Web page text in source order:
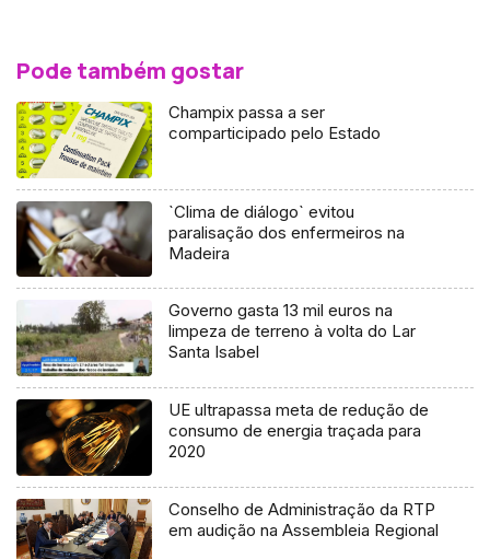
Pode também gostar
Champix passa a ser
comparticipado pelo Estado
`Clima de diálogo` evitou
paralisação dos enfermeiros na
Madeira
Governo gasta 13 mil euros na
limpeza de terreno à volta do Lar
Santa Isabel
UE ultrapassa meta de redução de
consumo de energia traçada para
2020
Conselho de Administração da RTP
em audição na Assembleia Regional